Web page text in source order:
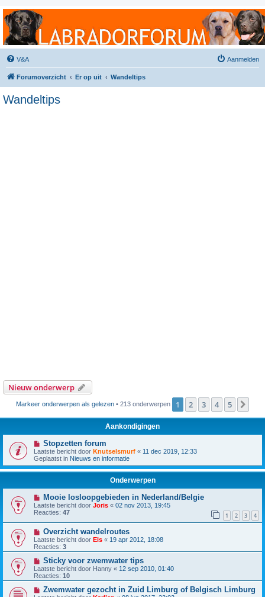
Labradorforum
Het gezelligste Labradorforum van Nederland en België!
V&A Aanmelden
Forumoverzicht Er op uit Wandeltips
Wandeltips
Nieuw onderwerp
Markeer onderwerpen als gelezen • 213 onderwerpen 1 2 3 4 5
Aankondigingen
Stopzetten forum
Laatste bericht door Knutselsmurf « 11 dec 2019, 12:33
Geplaatst in Nieuws en informatie
Onderwerpen
Mooie losloopgebieden in Nederland/Belgie
Laatste bericht door Joris « 02 nov 2013, 19:45
Reacties: 47 1 2 3 4
Overzicht wandelroutes
Laatste bericht door Els « 19 apr 2012, 18:08
Reacties: 3
Sticky voor zwemwater tips
Laatste bericht door Hanny « 12 sep 2010, 01:40
Reacties: 10
Zwemwater gezocht in Zuid Limburg of Belgisch Limburg